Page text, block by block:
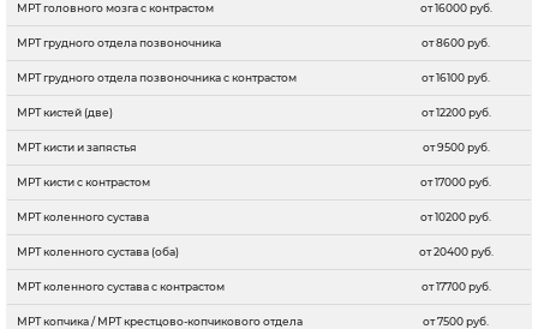
МРТ головного мозга с контрастом от 16000 руб.
МРТ грудного отдела позвоночника от 8600 руб.
МРТ грудного отдела позвоночника с контрастом от 16100 руб.
МРТ кистей (две) от 12200 руб.
МРТ кисти и запястья от 9500 руб.
МРТ кисти с контрастом от 17000 руб.
МРТ коленного сустава от 10200 руб.
МРТ коленного сустава (оба) от 20400 руб.
МРТ коленного сустава с контрастом от 17700 руб.
МРТ копчика / МРТ крестцово-копчикового отдела от 7500 руб.